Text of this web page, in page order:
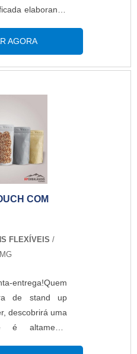
elaborando
do segmento
sofisticação e
em um só
contar com
as melhores
embalagens
DETALHES
MP
foca sua
uma
clientes com
AGORA
COM
FLEXÍVEIS /
entrega!Quem
de stand up
descobrirá uma
é altamente